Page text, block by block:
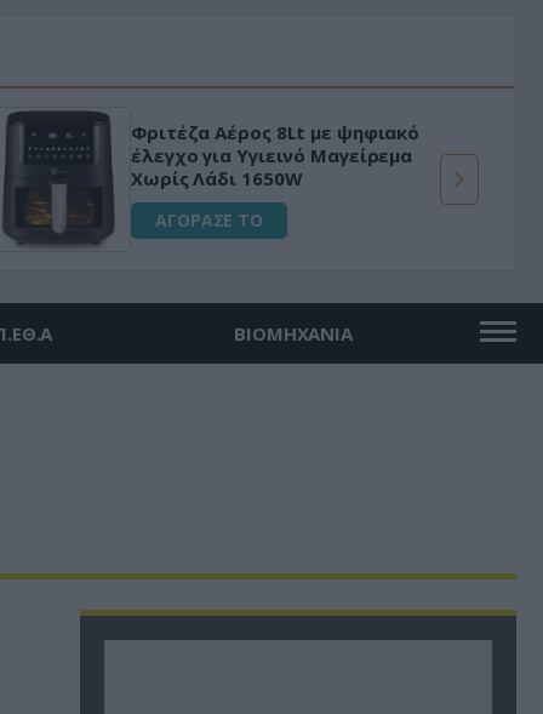
Φριτέζα Αέρος 8Lt με ψηφιακό
έλεγχο για Υγιεινό Μαγείρεμα
Χωρίς Λάδι 1650W
ΑΓΟΡΑΣΕ ΤΟ
ΒΙΟΜΗΧΑΝΙΑ